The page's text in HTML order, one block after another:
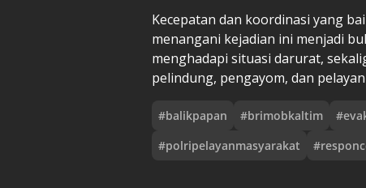
Kecepatan dan koordinasi yang
menangani kejadian ini menjadi
menghadapi situasi darurat,
pelindung, pengayom, dan
#balikpapan #brimobkaltim #
#polripelayanmasyarakat #